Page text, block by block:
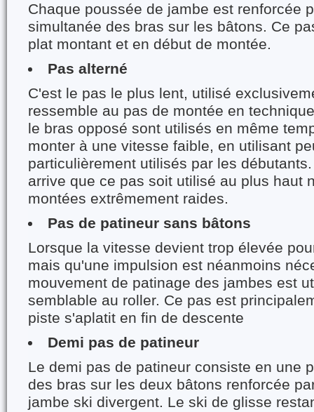
Chaque poussée de jambe est renforcée
simultanée des bras sur les bâtons. Ce
plat montant et en début de montée.
Pas alterné
C'est le pas le plus lent, utilisé
ressemble au pas de montée en
le bras opposé sont utilisés en même
monter à une vitesse faible, en utilisant
particulièrement utilisés par les
arrive que ce pas soit utilisé au plus haut
montées extrêmement raides.
Pas de patineur sans bâtons
Lorsque la vitesse devient trop élevée
mais qu'une impulsion est néanmoins
mouvement de patinage des jambes est
semblable au roller. Ce pas est
piste s'aplatit en fin de descente
Demi pas de patineur
Le demi pas de patineur consiste en une
des bras sur les deux bâtons renforcée
jambe ski divergent. Le ski de glisse